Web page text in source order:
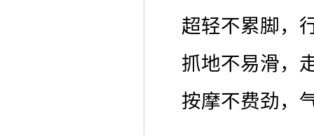
超轻不累脚，
抓地不易滑，
按摩不费劲，